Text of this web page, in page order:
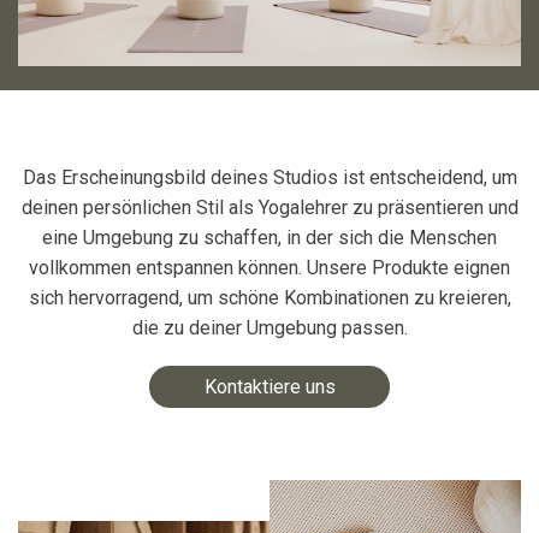
Das Erscheinungsbild deines Studios ist entscheidend, um
deinen persönlichen Stil als Yogalehrer zu präsentieren und
eine Umgebung zu schaffen, in der sich die Menschen
vollkommen entspannen können. Unsere Produkte eignen
sich hervorragend, um schöne Kombinationen zu kreieren,
die zu deiner Umgebung passen.
Kontaktiere uns